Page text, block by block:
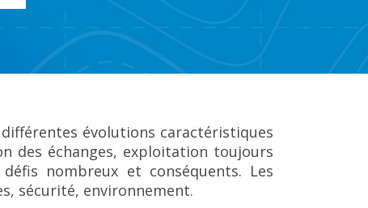
évolutions caractéristiques
des échanges, exploitation toujours
nombreux et conséquents. Les
sécurité, environnement.